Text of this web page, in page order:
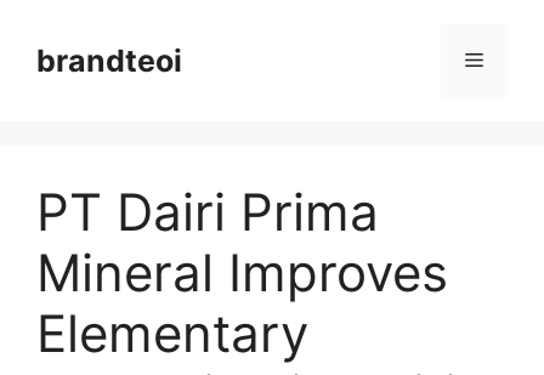
brandteoi Menu
PT Dairi Prima
Mineral Improves
Elementary